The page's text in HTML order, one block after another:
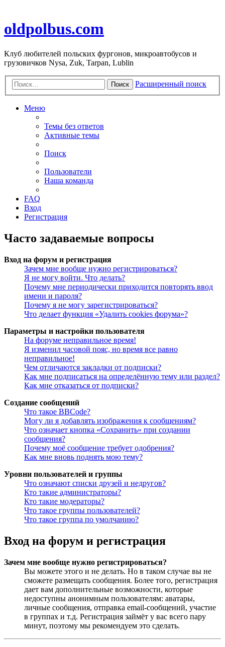
oldpolbus.com
Клуб любителей польских фургонов, микроавтобусов и
грузовичков Nysa, Zuk, Tarpan, Lublin
Поиск Расширенный поиск
Меню
Темы без ответов
Активные темы
Поиск
Пользователи
Наша команда
FAQ
Вход
Регистрация
Часто задаваемые вопросы
Вход на форум и регистрация
Зачем мне вообще нужно регистрироваться?
Я не могу войти. Что делать?
Почему мне периодически приходится повторять ввод
имени и пароля?
Почему я не могу зарегистрироваться?
Что делает функция «Удалить cookies форума»?
Параметры и настройки пользователя
На форуме неправильное время!
Я изменил часовой пояс, но время все равно
неправильное!
Чем отличаются закладки от подписки?
Как мне подписаться на определённую тему или раздел?
Как мне отказаться от подписки?
Создание сообщений
Что такое BBCode?
Могу ли я добавлять изображения к сообщениям?
Что означает кнопка «Сохранить» при создании
сообщения?
Почему моё сообщение требует одобрения?
Как мне вновь поднять мою тему?
Уровни пользователей и группы
Что означают списки друзей и недругов?
Кто такие администраторы?
Кто такие модераторы?
Что такое группы пользователей?
Что такое группа по умолчанию?
Вход на форум и регистрация
Зачем мне вообще нужно регистрироваться?
Вы можете этого и не делать. Но в таком случае вы не
сможете размещать сообщения. Более того, регистрация
дает вам дополнительные возможности, которые
недоступны анонимным пользователям: аватары,
личные сообщения, отправка email-сообщений, участие
в группах и т.д. Регистрация займёт у вас всего пару
минут, поэтому мы рекомендуем это сделать.